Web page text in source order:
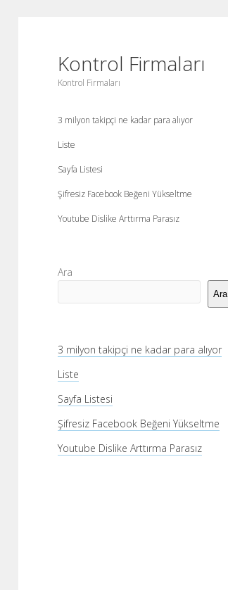
Kontrol Firmaları
Kontrol Firmaları
3 milyon takipçi ne kadar para alıyor
Liste
Sayfa Listesi
Şifresiz Facebook Beğeni Yükseltme
Youtube Dislike Arttırma Parasız
Yan
Menü
Ara
Ara
3 milyon takipçi ne kadar para alıyor
Liste
Sayfa Listesi
Şifresiz Facebook Beğeni Yükseltme
Youtube Dislike Arttırma Parasız